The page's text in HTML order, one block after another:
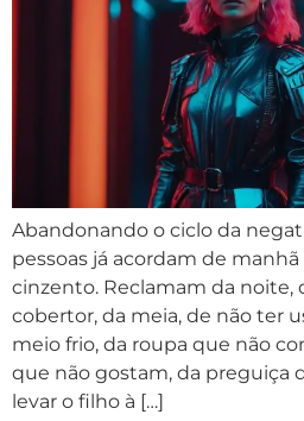
Abandonando o ciclo da
pessoas já acordam de
cinzento. Reclamam da noite,
cobertor, da meia, de não ter
meio frio, da roupa que não
que não gostam, da preguiça
levar o filho à […]